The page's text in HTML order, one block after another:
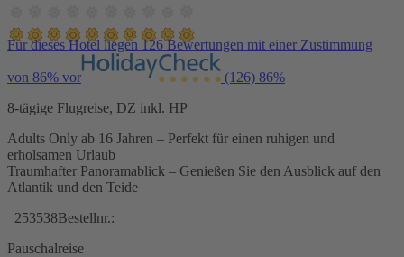
Für dieses Hotel liegen 126 Bewertungen mit einer Zustimmung
von 86% vor (126) 86%
8-tägige Flugreise, DZ inkl. HP
Adults Only ab 16 Jahren – Perfekt für einen ruhigen und
erholsamen Urlaub
Traumhafter Panoramablick – Genießen Sie den Ausblick auf den
Atlantik und den Teide
253538Bestellnr.:
Pauschalreise